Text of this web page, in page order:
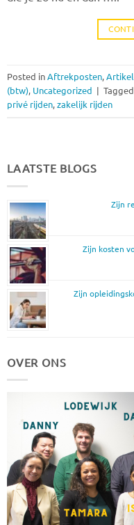
Posted in Aftrekposten,
(btw), Uncategorized Tagged
privé rijden, zakelijk rijden
LAATSTE BLOGS
Zijn
Zijn kosten
Zijn
OVER ONS